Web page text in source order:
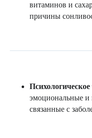
витаминов и
причины
эмоциональные и
связанные с
Записаться